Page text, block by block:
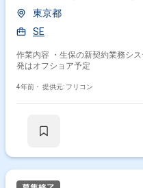
東京都
SE
作業内容 ・生保の新契約業務シ
発はオフショア予定
4年前・ 提供元: フリコン